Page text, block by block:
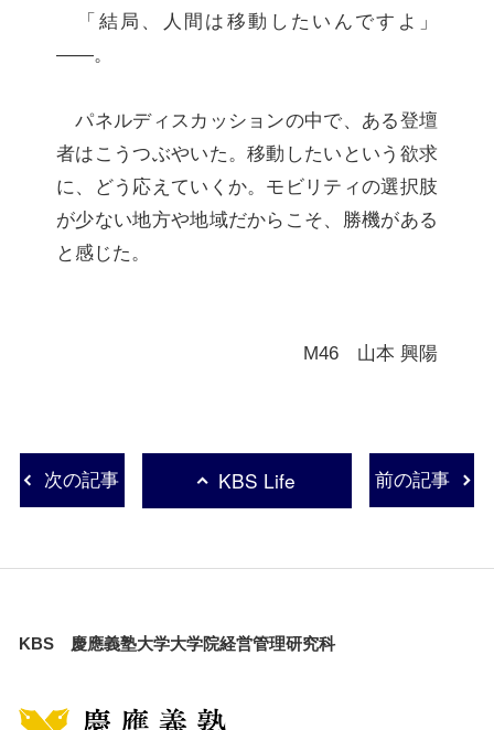
「結局、人間は移動したいんですよ」
――。
パネルディスカッションの中で、ある登壇
者はこうつぶやいた。移動したいという欲求
に、どう応えていくか。モビリティの選択肢
が少ない地方や地域だからこそ、勝機がある
と感じた。
M46 山本 興陽
次の記事 KBS Life 前の記事
KBS 慶應義塾大学大学院経営管理研究科